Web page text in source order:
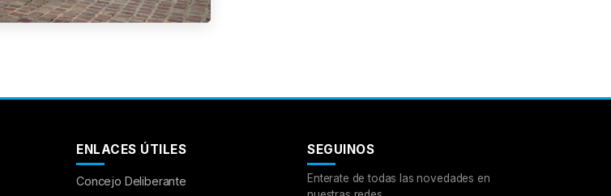
ENLACES ÚTILES
Concejo Deliberante
SEGUINOS
Enterate de todas las novedades en